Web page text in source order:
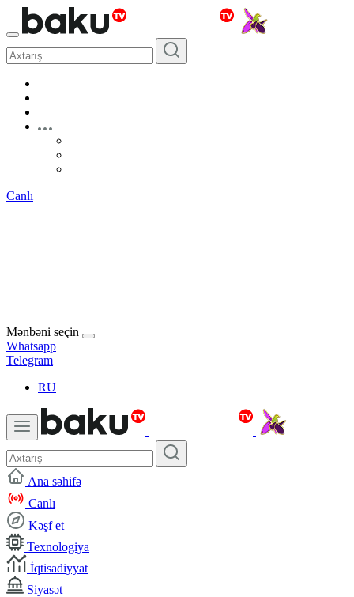
Canlı
Mənbəni seçin
Whatsapp
Telegram
RU
Ana səhifə
Canlı
Kəşf et
Texnologiya
İqtisadiyyat
Siyasət